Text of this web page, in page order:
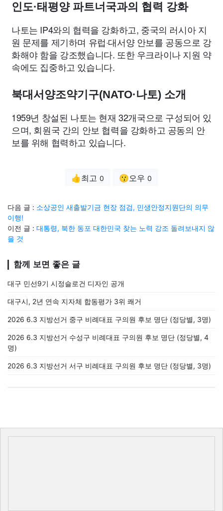
인도·태평양 파트너국과의 협력 강화
나토는 IP4와의 협력을 강화하고, 중국의 러시아 지
원 문제를 제기하며 유럽·대서양 안보를 공동으로 강
화해야 함을 강조했습니다. 또한 우크라이나 지원 약
속에도 집중하고 있습니다.
북대서양조약기구(NATO·나토) 소개
1959년 창설된 나토는 현재 32개국으로 구성되어 있
으며, 회원국 간의 안보 협력을 강화하고 공동의 안
보를 위해 협력하고 있습니다.
👍최고 0 😗오우 0
다음 글 : 소상공인 새출발기금 현장 점검, 민생안정지원단의 의무
이행!
이전 글 : 대통령, 북한 동포 대한민국 찾는 노력 강조 돌려보내지 않
을 것
함께 보면 좋은 글
대구 민선9기 시정슬로건 디자인 공개
대구시, 2년 연속 지자체 합동평가 3위 쾌거
2026 6.3 지방선거 중구 비례대표 구의원 후보 명단 (정당별, 3명)
2026 6.3 지방선거 수성구 비례대표 구의원 후보 명단 (정당별, 4
명)
2026 6.3 지방선거 서구 비례대표 구의원 후보 명단 (정당별, 3명)